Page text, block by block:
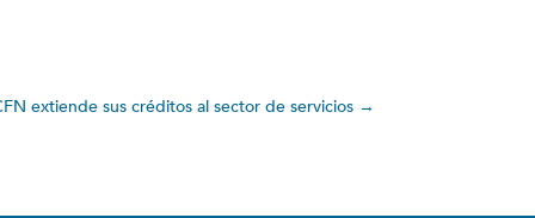
extiende sus créditos al sector de servicios→